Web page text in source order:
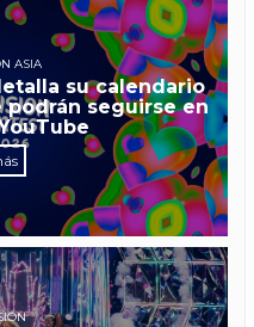
ASIA
su calendario
seguirse en